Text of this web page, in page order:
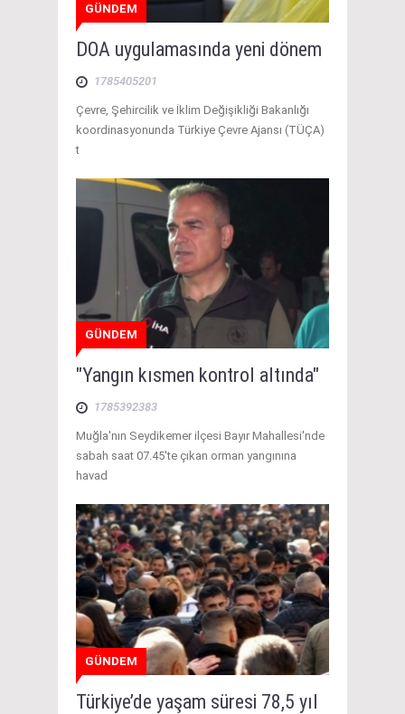
GÜNDEM
DOA uygulamasında yeni dönem
1785405201
Çevre, Şehircilik ve İklim Değişikliği Bakanlığı
koordinasyonunda Türkiye Çevre Ajansı (TÜÇA)
t
GÜNDEM
"Yangın kısmen kontrol altında"
1785392383
Muğla'nın Seydikemer ilçesi Bayır Mahallesi'nde
sabah saat 07.45'te çıkan orman yangınına
havad
GÜNDEM
Türkiye’de yaşam süresi 78,5 yıl